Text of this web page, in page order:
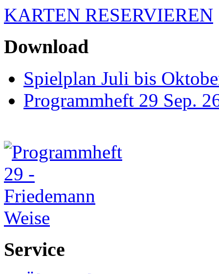
KARTEN RESERVIEREN
Download
Spielplan Juli bis
Programmheft 29 Sep.
Service